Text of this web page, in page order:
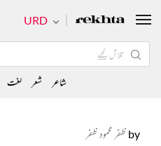
by ظفر محمود ظفر
URD
شاعر شعر لغت